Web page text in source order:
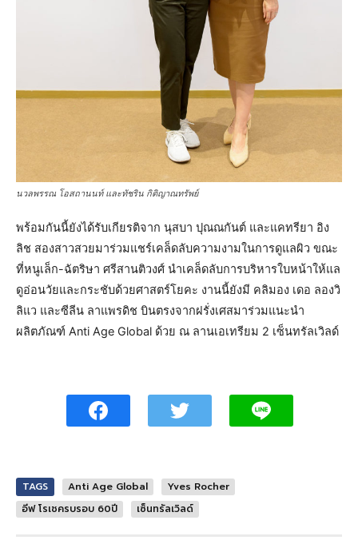
นวลพรรณ โอสถานนท์ และทัชริน กิติญาณทรัพย์
พร้อมกันนี้ยังได้รับเกียรติจาก นุสบา ปุณณกันต์ และแคทรียา อิง
ลิช สองสาวสวยมาร่วมแชร์เคล็ดลับความงามในการดูแลผิว ขณะ
ที่หนูเล็ก-ฉัตริษา ศรีสานติวงศ์ นำเคล็ดลับการบริหารใบหน้าให้แล
ดูอ่อนวัยและกระชับด้วยศาสตร์โยคะ งานนี้ยังมี คลิมอง เดอ ลองวิ
ลิแว และซีลีน ลาแพรดิช บินตรงจากฝรั่งเศสมาร่วมแนะนำ
ผลิตภัณฑ์ Anti Age Global ด้วย ณ ลานเอเทรียม 2 เซ็นทรัลเวิลด์
TAGS Anti Age Global
Yves Rocher
อีฟ โรเชครบรอบ 60ปี
เซ็นทรัลเวิลด์